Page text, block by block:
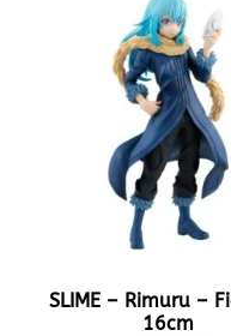
SLIME – Rimuru –
16cm